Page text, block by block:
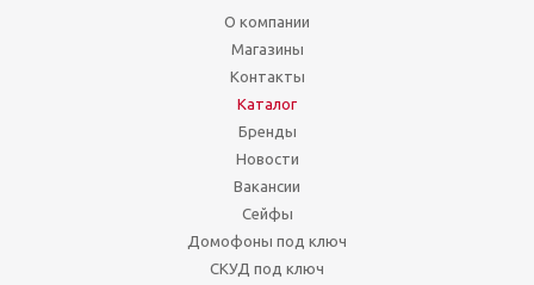
О компании
Магазины
Контакты
Каталог
Бренды
Новости
Вакансии
Сейфы
Домофоны под ключ
СКУД под ключ